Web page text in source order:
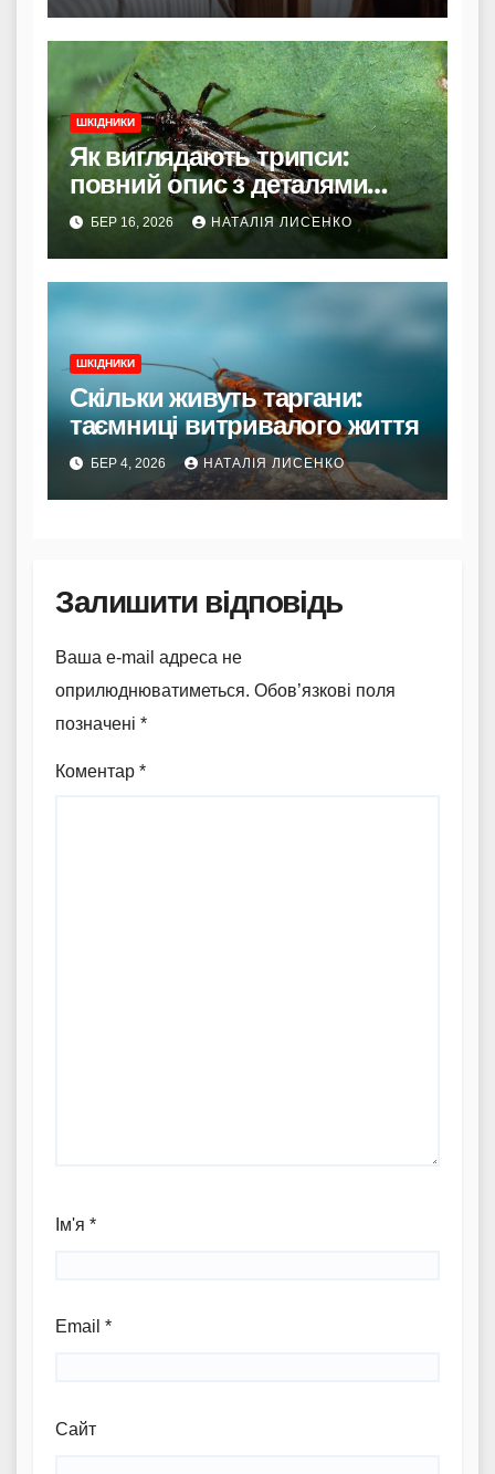
ШКІДНИКИ
Як виглядають трипси:
повний опис з деталями
морфології
БЕР 16, 2026 НАТАЛІЯ ЛИСЕНКО
ШКІДНИКИ
Скільки живуть таргани:
таємниці витривалого життя
БЕР 4, 2026 НАТАЛІЯ ЛИСЕНКО
Залишити відповідь
Ваша e-mail адреса не
оприлюднюватиметься. Обов’язкові поля
позначені *
Коментар *
Ім'я *
Email *
Сайт